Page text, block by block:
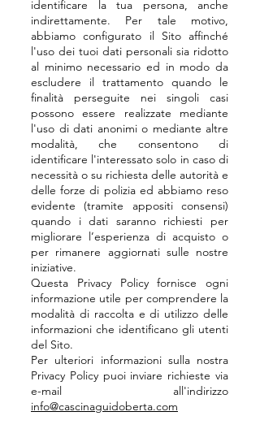
identificare la tua persona, anche
indirettamente. Per tale motivo,
abbiamo configurato il Sito affinché
l'uso dei tuoi dati personali sia ridotto
al minimo necessario ed in modo da
escludere il trattamento quando le
finalità perseguite nei singoli casi
possono essere realizzate mediante
l'uso di dati anonimi o mediante altre
modalità, che consentono di
identificare l'interessato solo in caso di
necessità o su richiesta delle autorità e
delle forze di polizia ed abbiamo reso
evidente (tramite appositi consensi)
quando i dati saranno richiesti per
migliorare l’esperienza di acquisto o
per rimanere aggiornati sulle nostre
iniziative.
Questa Privacy Policy fornisce ogni
informazione utile per comprendere la
modalità di raccolta e di utilizzo delle
informazioni che identificano gli utenti
del Sito.
Per ulteriori informazioni sulla nostra
Privacy Policy puoi inviare richieste via
e-mail all'indirizzo
info@cascinaguidoberta.com